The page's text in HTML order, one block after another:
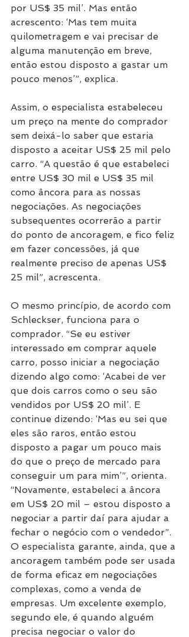
por US$ 35 mil’. Mas então
acrescento: ‘Mas tem muita
quilometragem e vai precisar de
alguma manutenção em breve,
então estou disposto a gastar um
pouco menos’”, explica.
Assim, o especialista estabeleceu
um preço na mente do comprador
sem deixá-lo saber que estaria
disposto a aceitar US$ 25 mil pelo
carro. “A questão é que estabeleci
entre US$ 30 mil e US$ 35 mil
como âncora para as nossas
negociações. As negociações
subsequentes ocorrerão a partir
do ponto de ancoragem, e fico feliz
em fazer concessões, já que
realmente preciso de apenas US$
25 mil”, acrescenta.
O mesmo princípio, de acordo com
Schleckser, funciona para o
comprador. “Se eu estiver
interessado em comprar aquele
carro, posso iniciar a negociação
dizendo algo como: ‘Acabei de ver
que dois carros como o seu são
vendidos por US$ 20 mil’. E
continue dizendo: ‘Mas eu sei que
eles são raros, então estou
disposto a pagar um pouco mais
do que o preço de mercado para
conseguir um para mim’”, orienta.
“Novamente, estabeleci a âncora
em US$ 20 mil – estou disposto a
negociar a partir daí para ajudar a
fechar o negócio com o vendedor”.
O especialista garante, ainda, que a
ancoragem também pode ser usada
de forma eficaz em negociações
complexas, como a venda de
empresas. Um excelente exemplo,
segundo ele, é quando alguém
precisa negociar o valor do